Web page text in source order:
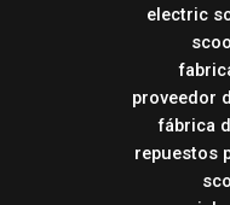
electric
proveedor
fábrica
repuestos